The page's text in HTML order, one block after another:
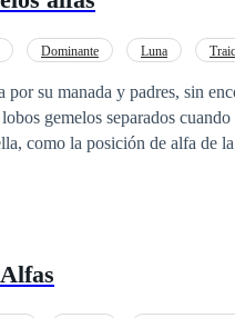
Dominante Luna
su manada y padres, sin
de alfa de la manada. Sin importar que eso
en el proceso.